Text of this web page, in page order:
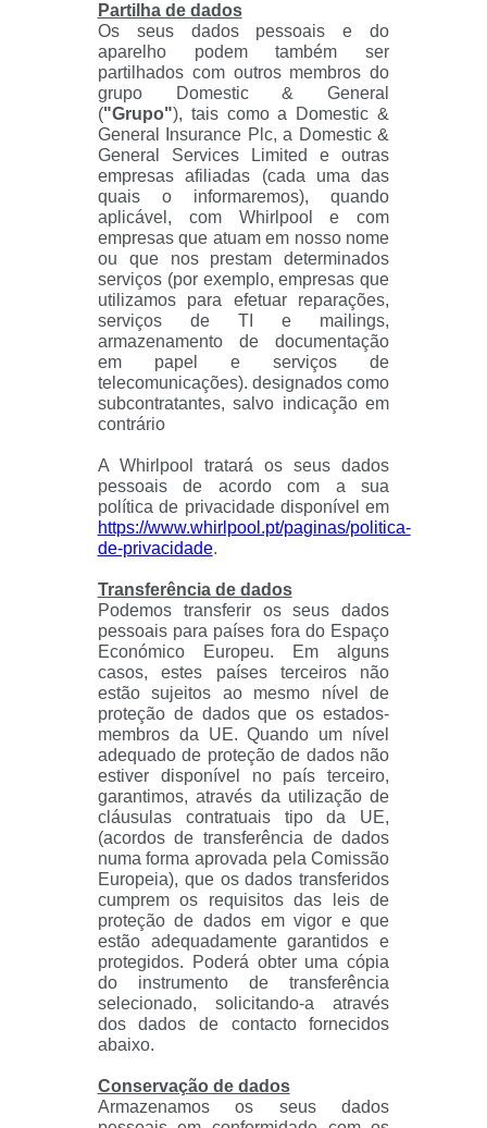
Partilha de dados
Os seus dados pessoais e do
aparelho podem também ser
partilhados com outros membros do
grupo Domestic & General
("Grupo"), tais como a Domestic &
General Insurance Plc, a Domestic &
General Services Limited e outras
empresas afiliadas (cada uma das
quais o informaremos), quando
aplicável, com Whirlpool e com
empresas que atuam em nosso nome
ou que nos prestam determinados
serviços (por exemplo, empresas que
utilizamos para efetuar reparações,
serviços de TI e mailings,
armazenamento de documentação
em papel e serviços de
telecomunicações). designados como
subcontratantes, salvo indicação em
contrário
A Whirlpool tratará os seus dados
pessoais de acordo com a sua
política de privacidade disponível em
https://www.whirlpool.pt/paginas/politica-
de-privacidade.
Transferência de dados
Podemos transferir os seus dados
pessoais para países fora do Espaço
Económico Europeu. Em alguns
casos, estes países terceiros não
estão sujeitos ao mesmo nível de
proteção de dados que os estados-
membros da UE. Quando um nível
adequado de proteção de dados não
estiver disponível no país terceiro,
garantimos, através da utilização de
cláusulas contratuais tipo da UE,
(acordos de transferência de dados
numa forma aprovada pela Comissão
Europeia), que os dados transferidos
cumprem os requisitos das leis de
proteção de dados em vigor e que
estão adequadamente garantidos e
protegidos. Poderá obter uma cópia
do instrumento de transferência
selecionado, solicitando-a através
dos dados de contacto fornecidos
abaixo.
Conservação de dados
Armazenamos os seus dados